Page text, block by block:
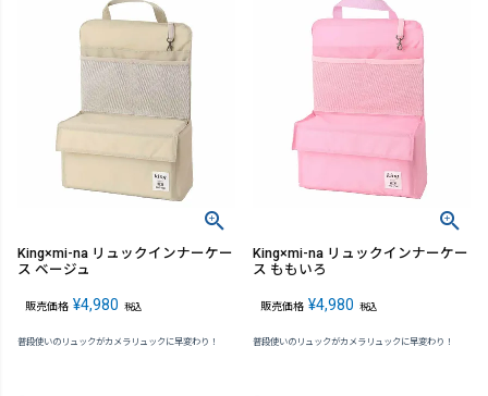
King×mi-na リュックインナーケー
ス ベージュ
販売価格 ¥4,980 税込
普段使いのリュックがカメラリュックに早変わり！
King×mi-na リュックインナーケー
ス ももいろ
販売価格 ¥4,980 税込
普段使いのリュックがカメラリュックに早変わり！